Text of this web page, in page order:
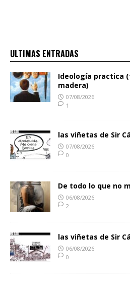
ULTIMAS ENTRADAS
Ideología practica
madera)
07/08/2026
1
las viñetas de Sir
07/08/2026
0
De todo lo que no
06/08/2026
2
las viñetas de Sir
06/08/2026
0